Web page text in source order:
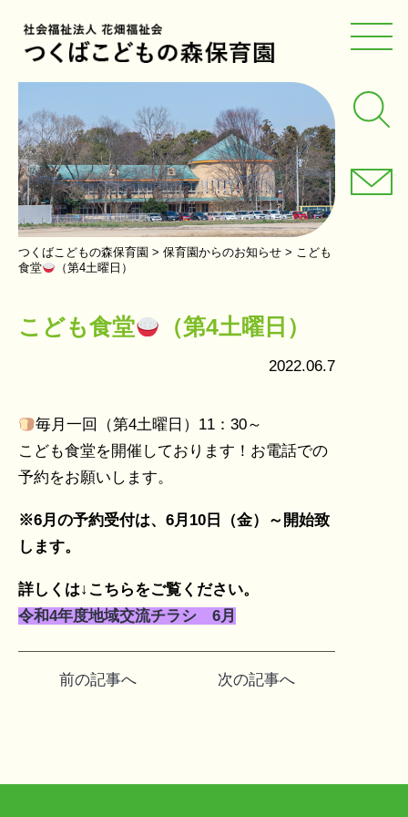
つくばこどもの森保育園 > 保育園からのお知らせ > こども
食堂
（第4土曜日）
こども食堂 （第4土曜日）
2022.06.7
毎月一回（第4土曜日）11：30～
こども食堂を開催しております！お電話での
予約をお願いします。
※6月の予約受付は、6月10日（金）～開始致
します。
詳しくは↓こちらをご覧ください。
令和4年度地域交流チラシ 6月
ビ
前の記事へ 次の記事へ